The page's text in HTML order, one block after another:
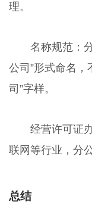
理。
名称规范：
公司”形式命名，
司”字样。
经营许可证
联网等行业，分
总结